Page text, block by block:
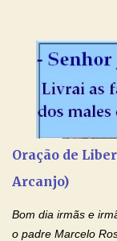
conforto, boa
procuram orientá-
alegrias, com seus
vitórias, em seus
exceções, mas
pais que não se
estado natural,
absurdas. Temos
filhos. Mas isso não
Oração de
Arcanjo)
Bom dia irmãs e
o padre Marcelo